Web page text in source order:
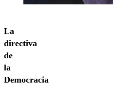
La
directiva
de
la
Democracia